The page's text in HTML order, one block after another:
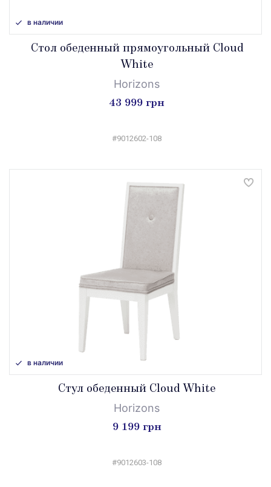
в наличии
Стол обеденный прямоугольный Cloud
White
Horizons
43 999 грн
#9012602-108
в наличии
Стул обеденный Cloud White
Horizons
9 199 грн
#9012603-108